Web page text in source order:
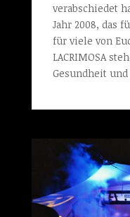
verabschiedet
Jahr 2008, das
für viele von
LACRIMOSA
Gesundheit